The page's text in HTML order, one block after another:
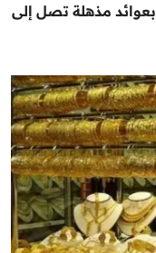
أفضل شهادات الادخار في بنوك 2026 بعوائد مذهلة تصل إلى